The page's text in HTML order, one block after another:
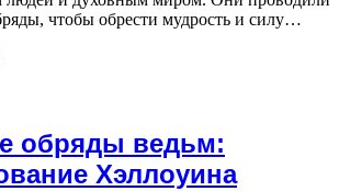
чтобы обрести мудрость и силу…
обряды ведьм:
Хэллоуина